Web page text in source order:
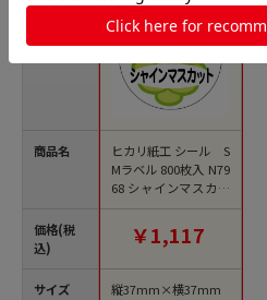
商品名
価格(税
込)
サイズ
ヒカリ紙工 シール S
Mラベル 800枚入 N79
68 シャインマスカッ
ト 1袋（ご注文単位
￥1,117
縦37mm×横37mm